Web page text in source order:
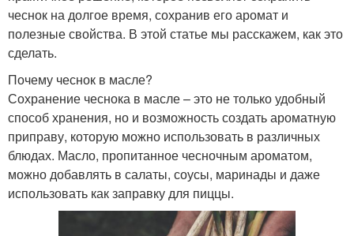
чеснок на долгое время, сохранив его аромат и
полезные свойства. В этой статье мы расскажем, как это
сделать.
Почему чеснок в масле?
Сохранение чеснока в масле – это не только удобный
способ хранения, но и возможность создать ароматную
приправу, которую можно использовать в различных
блюдах. Масло, пропитанное чесночным ароматом,
можно добавлять в салаты, соусы, маринады и даже
использовать как заправку для пиццы.